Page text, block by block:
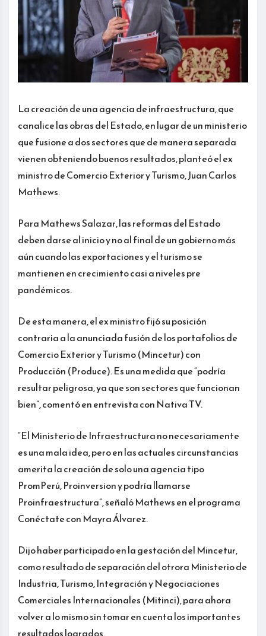
La creación de una agencia de infraestructura, que
canalice las obras del Estado, en lugar de un ministerio
que fusione a dos sectores que de manera separada
vienen obteniendo buenos resultados, planteó el ex
ministro de Comercio Exterior y Turismo, Juan Carlos
Mathews.
Para Mathews Salazar, las reformas del Estado
deben darse al inicio y no al final de un gobierno más
aún cuando las exportaciones y el turismo se
mantienen en crecimiento casi a niveles pre
pandémicos.
De esta manera, el ex ministro fijó su posición
contraria a la anunciada fusión de los portafolios de
Comercio Exterior y Turismo (Mincetur) con
Producción (Produce). Es una medida que “podría
resultar peligrosa, ya que son sectores que funcionan
bien”, comentó en entrevista con Nativa TV.
“El Ministerio de Infraestructura no necesariamente
es una mala idea, pero en las actuales circunstancias
amerita la creación de solo una agencia tipo
PromPerú, Proinversion y podría llamarse
Proinfraestructura”, señaló Mathews en el programa
Conéctate con Mayra Álvarez.
Dijo haber participado en la gestación del Mincetur,
como resultado de separación del otrora Ministerio de
Industria, Turismo, Integración y Negociaciones
Comerciales Internacionales (Mitinci), para ahora
volver a lo mismo sin tomar en cuenta los importantes
resultados logrados.